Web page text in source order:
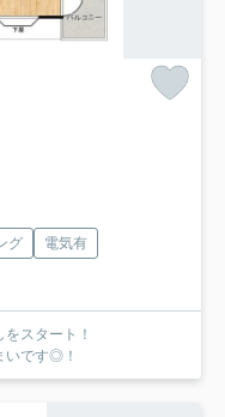
グ
電気有
スタート！
いです◎！